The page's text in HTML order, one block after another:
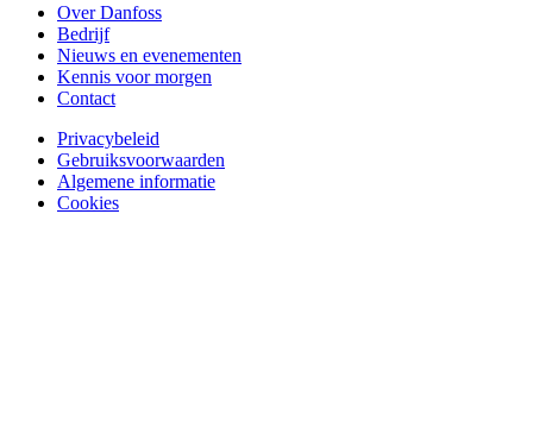
Over Danfoss
Bedrijf
Nieuws en evenementen
Kennis voor morgen
Contact
Privacybeleid
Gebruiksvoorwaarden
Algemene informatie
Cookies